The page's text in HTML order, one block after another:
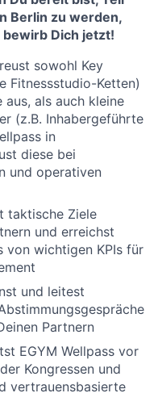
Berlin zu werden,
bewirb Dich jetzt!
sowohl Key
Fitnessstudio-Ketten)
als auch kleine
(z.B. Inhabergeführte
in
diese bei
und operativen
taktische Ziele
und erreichst
von wichtigen KPIs für
und leitest
Partnern
EGYM Wellpass vor
Kongressen und
vertrauensbasierte